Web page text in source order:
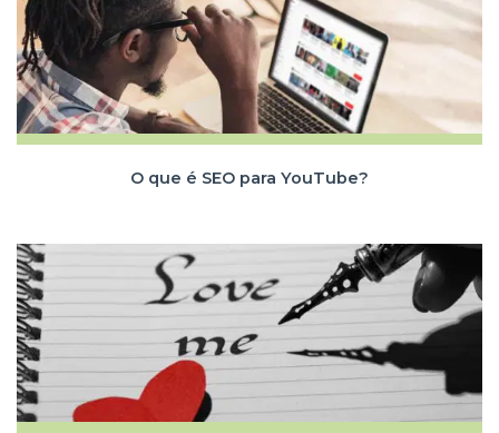
O que é SEO para YouTube?